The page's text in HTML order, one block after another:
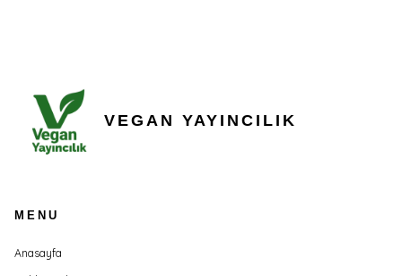
VEGAN YAYINCILIK
MENU
Anasayfa